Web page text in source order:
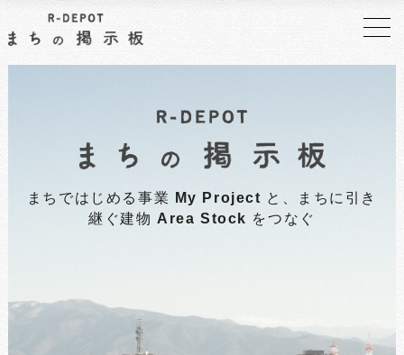
まちではじめる事業 My Project と、まちに引き
継ぐ建物 Area Stock をつなぐ